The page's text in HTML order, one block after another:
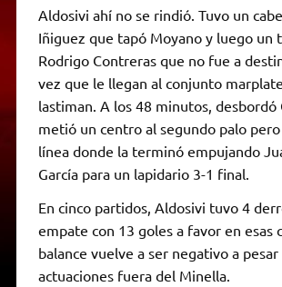
Aldosivi ahí no se rindió. Tuvo un
Iñiguez que tapó Moyano y luego un
Rodrigo Contreras que no fue a
vez que le llegan al conjunto
lastiman. A los 48 minutos, desbordó
metió un centro al segundo palo pero
línea donde la terminó empujando
García para un lapidario 3-1 final.
En cinco partidos, Aldosivi tuvo 4
empate con 13 goles a favor en esas
balance vuelve a ser negativo a
actuaciones fuera del Minella.